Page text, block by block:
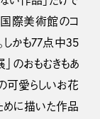
国際美術館のコ
しかも77点中35
のおもむきもあ
可愛らしいお花
めに描いた作品